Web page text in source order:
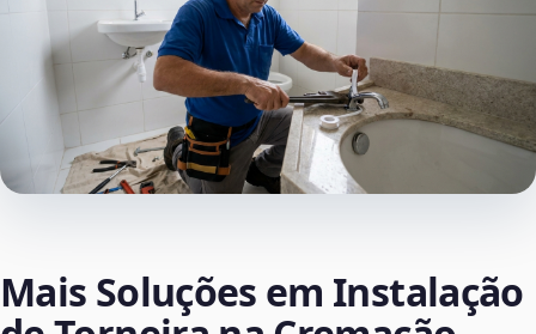
Mais Soluções em Instalação